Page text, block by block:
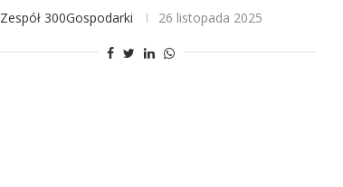
Zespół 300Gospodarki 26 listopada 2025